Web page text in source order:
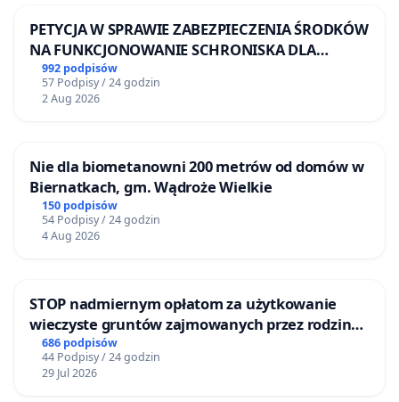
PETYCJA W SPRAWIE ZABEZPIECZENIA ŚRODKÓW
NA FUNKCJONOWANIE SCHRONISKA DLA
BEZDOMNYCH ZWIERZĄT W SKARYSZEWIE
992 podpisów
57 Podpisy / 24 godzin
2 Aug 2026
Nie dla biometanowni 200 metrów od domów w
Biernatkach, gm. Wądroże Wielkie
150 podpisów
54 Podpisy / 24 godzin
4 Aug 2026
STOP nadmiernym opłatom za użytkowanie
wieczyste gruntów zajmowanych przez rodzinne
ogrody działkowe.
686 podpisów
44 Podpisy / 24 godzin
29 Jul 2026